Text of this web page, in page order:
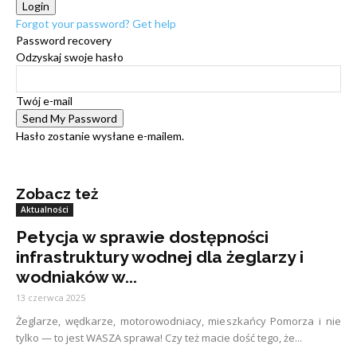
Forgot your password? Get help
Password recovery
Odzyskaj swoje hasło
Twój e-mail
Hasło zostanie wysłane e-mailem.
Zobacz też
Aktualności
Petycja w sprawie dostępności
infrastruktury wodnej dla żeglarzy i
wodniaków w...
13 czerwca 2025
Żeglarze, wędkarze, motorowodniacy, mieszkańcy Pomorza i nie
tylko — to jest WASZA sprawa! Czy też macie dość tego, że...